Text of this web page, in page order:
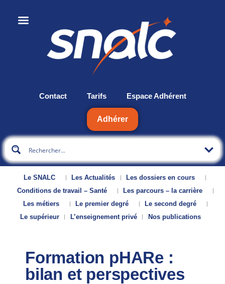
Contact Tarifs Espace Adhérent
Adhérer
Le SNALC Les Actualités
Les dossiers en cours
Conditions de travail – Santé
Les parcours – la carrière
Les métiers
Le premier degré
Le second degré
Le supérieur
L’enseignement privé Nos publications
Formation pHARe :
bilan et perspectives